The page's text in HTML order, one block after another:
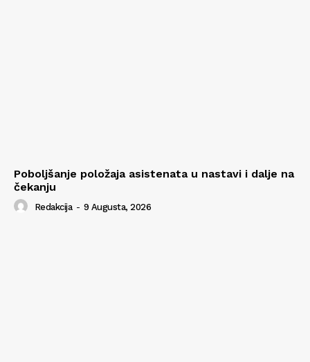
Poboljšanje položaja asistenata u nastavi i dalje na
čekanju
Redakcija - 9 Augusta, 2026